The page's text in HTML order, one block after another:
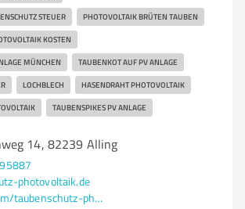
STEUER PHOTOVOLTAIK BRÜTEN TAUBEN
KOSTEN
MÜNCHEN TAUBENKOT AUF PV ANLAGE
LOCHBLECH HASENDRAHT PHOTOVOLTAIK
TAUBENSPIKES PV ANLAGE
14, 82239 Alling
photovoltaik.de
solarreinigung.com/taubenschutz-photovoltaik/